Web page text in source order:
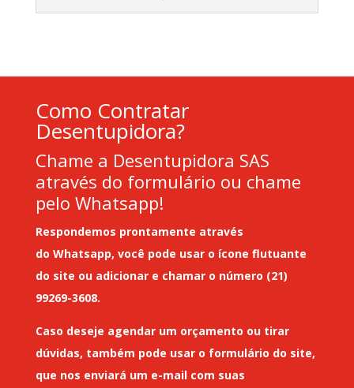
Como Contratar
Desentupidora?
Chame a Desentupidora SAS
através do formulário ou chame
pelo Whatsapp!
Respondemos prontamente através
do Whatsapp, você pode usar o ícone flutuante
do site ou adicionar e chamar o número (21)
99269-3608.
Caso deseje agendar um orçamento ou tirar
dúvidas, também pode usar o formulário do site,
que nos enviará um e-mailcom suas